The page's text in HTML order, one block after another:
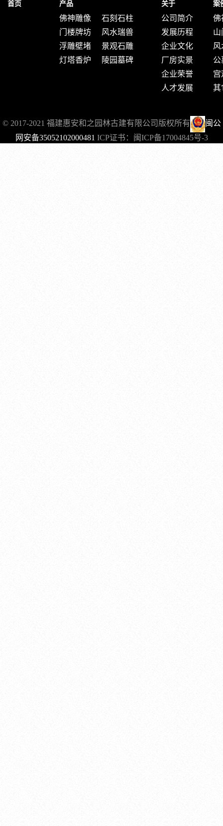
首页 产品
佛神雕像
门楼牌坊
浮雕壁堵
灯塔香炉
石刻石柱
风水瑞兽
景观石雕
陵园墓碑
关于
公司简介
发展历程
企业文化
厂房实景
企业荣誉
人才发展
案
佛
山
风
公
宫
其
© 2017-2021 福建惠安和之园林古建有限公司版权所有
闽公
网安备35052102000481 ICP证书： 闽ICP备17004845号-3